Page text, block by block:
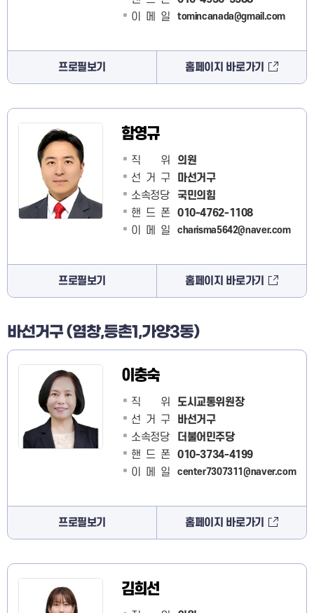
이메일
tomincanada@gmail.com
프로필보기 홈페이지 바로가기
함영규
직 위의원
선거구
마선거구
소속정당
국민의힘
핸드폰 010-4762-1108
이메일
charisma5642@naver.com
프로필보기 홈페이지 바로가기
바선거구 (염창,등촌1,가양3동)
이충숙
직 위도시교통위원장
선거구
바선거구
소속정당
더불어민주당
핸드폰 010-3734-4199
이메일
center7307311@naver.com
프로필보기 홈페이지 바로가기
김희선